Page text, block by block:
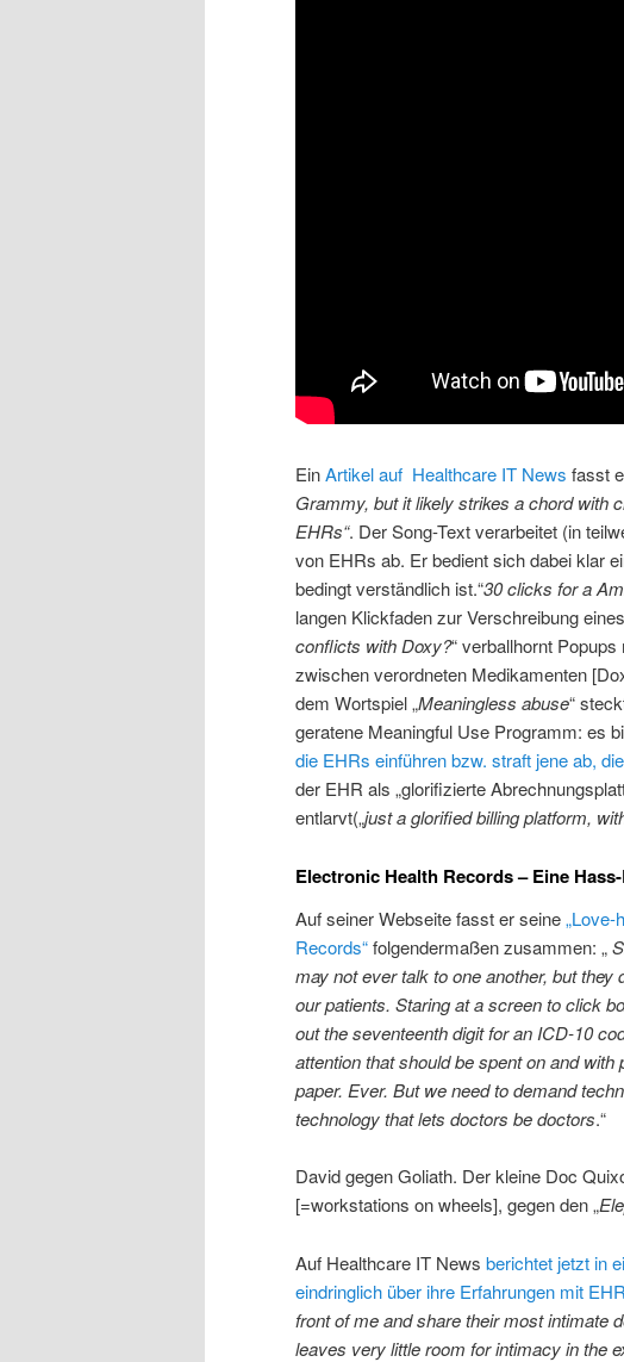
EinArtikel auf Healthcare IT News fasst
Grammy, but it likely strikes a chord with
EHRs“. Der Song-Text verarbeitet (in
von EHRs ab. Er bedient sich dabei klar
bedingt verständlich ist.“30 clicks for a
langen Klickfaden zur Verschreibung
conflicts with Doxy?“ verballhornt
zwischen verordneten Medikamenten
dem Wortspiel „Meaningless abuse“
geratene Meaningful Use Programm: es
die EHRs einführen bzw. straft jene ab,
der EHR als „glorifizierte
entlarvt(„just a glorified billing platform,
Electronic Health Records – Eine
Auf seiner Webseite fasst er seine„Love-
Records“folgendermaßen zusammen: „
may not ever talk to one another, but
our patients. Staring at a screen to click
out the seventeenth digit for an ICD-10
attention that should be spent on and
paper. Ever. But we need to demand
technology that lets doctors be doctors.“
David gegen Goliath. Der kleine Doc
[=workstations on wheels], gegen den „
Auf Healthcare IT News berichtet jetzt in
eindringlich über ihre Erfahrungen mit
front of me and share their most intimate
leaves very little room for intimacy in the